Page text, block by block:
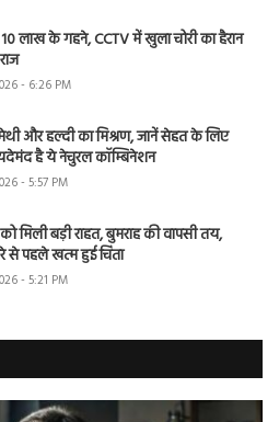
लाख के गहने, CCTV में खुला चोरी का हैरान
- 6:26 PM
और हल्दी का मिश्रण, जानें सेहत के लिए
है ये नेचुरल कॉम्बिनेशन
- 5:57 PM
मिली बड़ी राहत, बुमराह की वापसी तय,
से पहले खत्म हुई चिंता
- 5:21 PM